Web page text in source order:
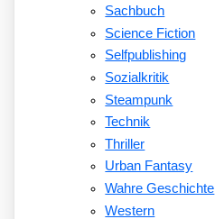
Sachbuch
Science Fiction
Selfpublishing
Sozialkritik
Steampunk
Technik
Thriller
Urban Fantasy
Wahre Geschichte
Western